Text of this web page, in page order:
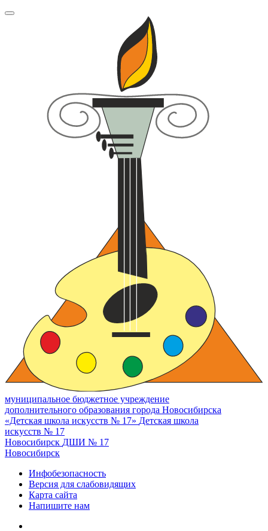
муниципальное бюджетное учреждение
дополнительного образования города Новосибирска
«Детская школа искусств № 17» Детская школа
искусств № 17
Новосибирск ДШИ № 17
Новосибирск
Инфобезопасность
Версия для слабовидящих
Карта сайта
Напишите нам